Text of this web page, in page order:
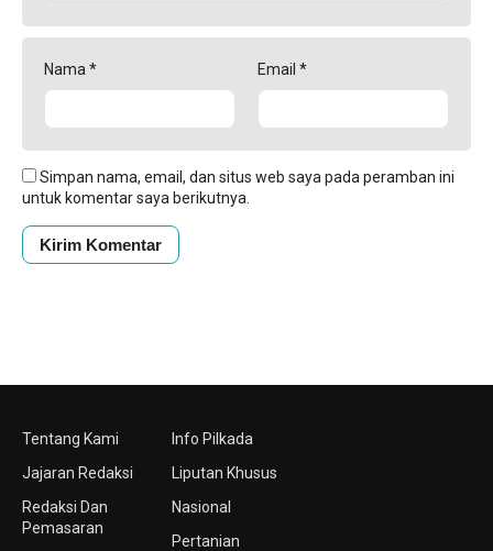
Nama * Email *
Simpan nama, email, dan situs web saya pada peramban ini
untuk komentar saya berikutnya.
Tentang Kami
Jajaran Redaksi
Redaksi Dan
Pemasaran
Info Pilkada
Liputan Khusus
Nasional
Pertanian